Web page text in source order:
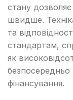
стану
швидше.
та
стандартам,
як
безпосередньо
фінансування.